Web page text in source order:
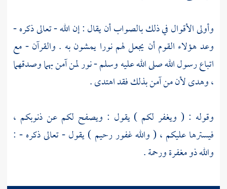
وأولى الأقوال في ذلك بالصواب أن يقال : إن الله - تعالى ذكره -
وعد هؤلاء القوم أن يجعل لهم نورا يمشون به . والقرآن - مع
اتباع رسول الله صلى الله عليه وسلم - نور لمن آمن بهما وصدقهما
، وهدى لأن من آمن بذلك فقد اهتدى .
وقوله : ( ويغفر لكم ) يقول : ويصفح لكم عن ذنوبكم ،
فيسترها عليكم ، ( والله غفور رحيم ) يقول - تعالى ذكره - :
والله ذو مغفرة ورحمة .